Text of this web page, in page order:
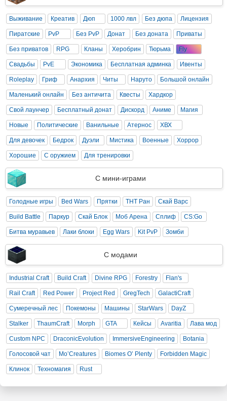
Выживание Креатив Дюп 1000 лвл Без дюпа Лицензия
Пиратские PvP Без PvP Донат Без доната Приваты
Без приватов RPG Кланы Херобрин Тюрьма Fly
Свадьбы PvE Экономика Бесплатная админка Ивенты
Roleplay Гриф Анархия Читы Наруто Большой онлайн
Маленький онлайн Без античита Квесты Хардкор
Свой лаунчер Бесплатный донат Дискорд Аниме Магия
Новые Политические Ванильные Атернос ХВХ
Для девочек Бедрок Дуэли Мистика Военные Хоррор
Хорошие С оружием Для тренировки
С мини-играми
Голодные игры Bed Wars Прятки ТНТ Ран Скай Варс
Build Battle Паркур Скай Блок Моб Арена Сплиф CS:Go
Битва муравьев Лаки блоки Egg Wars Kit PvP Зомби
С модами
Industrial Craft Build Craft Divine RPG Forestry Flan's
Rail Craft Red Power Project Red GregTech GalactiCraft
Сумеречный лес Покемоны Машины StarWars DayZ
Stalker ThaumCraft Morph GTA Кейсы Avaritia Лава мод
Custom NPC DraconicEvolution ImmersiveEngineering Botania
Голосовой чат Mo’Creatures Biomes O’ Plenty Forbidden Magic
Клинок Техномагия Rust